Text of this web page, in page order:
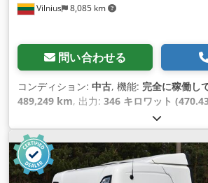
Vilnius 8,085 km
問い合わせる
コンディション: 中古, 機能: 完全に稼働し
489,249 km, 出力: 346 キロワット
ディーゼル
ム）, アクスル構成:4x2, ホイールベース:
変速方式:オートマチック, 排出クラス:ユ
シリンダー数: 6, 排気量:12,419 cm³
, ス
位置:左 , 装備: パワーステアリング, 整備